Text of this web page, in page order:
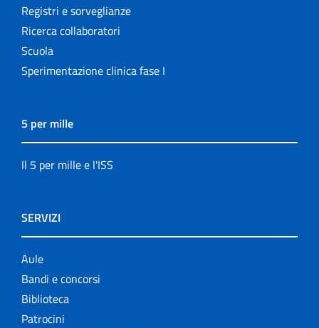
Registri e sorveglianze
Ricerca collaboratori
Scuola
Sperimentazione clinica fase I
5 per mille
Il 5 per mille e l'ISS
SERVIZI
Aule
Bandi e concorsi
Biblioteca
Patrocini